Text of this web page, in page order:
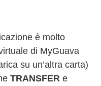
è molto
di MyGuava
su un’altra carta)
TRANSFERe